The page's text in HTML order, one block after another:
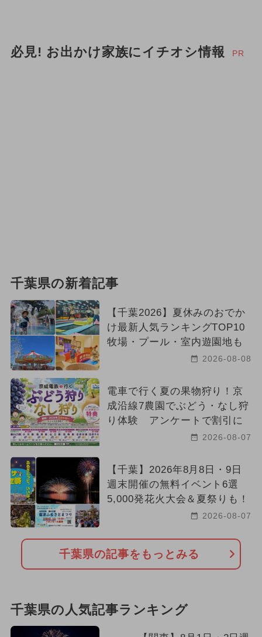
必見! お出かけ家族にイチオシ情報 PR
千葉県の新着記事
【千葉2026】夏休みのおでか
け最新人気ランキングTOP10
牧場・プール・室内遊園地も
2026-08-08
電車で行く夏の果物狩り！京
成沿線7農園でぶどう・なし狩
り体験 アンケートで割引に
2026-08-07
【千葉】2026年8月8日・9日
週末開催の無料イベント6選
5,000発花火大会＆夏祭りも！
2026-08-07
千葉県の記事をもっとみる
千葉県の人気記事ランキング